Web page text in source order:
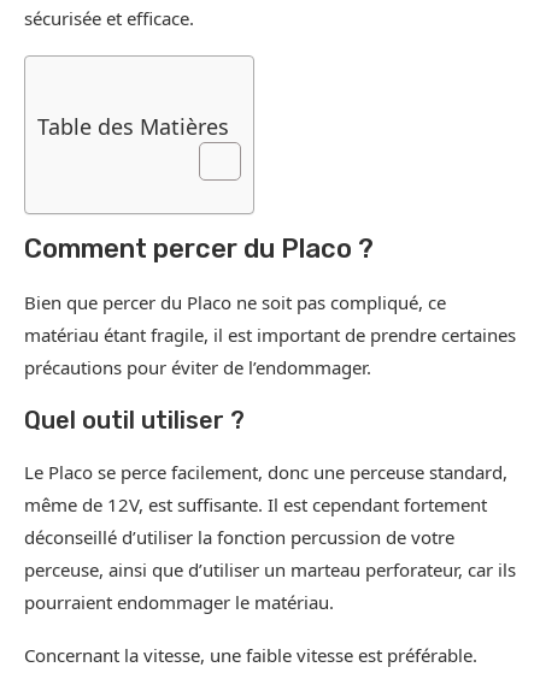
sécurisée et efficace.
Table des Matières
Comment percer du Placo ?
Bien que percer du Placo ne soit pas compliqué, ce
matériau étant fragile, il est important de prendre certaines
précautions pour éviter de l’endommager.
Quel outil utiliser ?
Le Placo se perce facilement, donc une perceuse standard,
même de 12V, est suffisante. Il est cependant fortement
déconseillé d’utiliser la fonction percussion de votre
perceuse, ainsi que d’utiliser un marteau perforateur, car ils
pourraient endommager le matériau.
Concernant la vitesse, une faible vitesse est préférable.